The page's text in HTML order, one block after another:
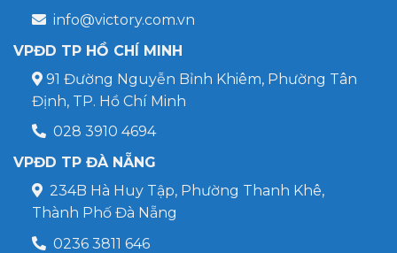
info@victory.com.vn
VPĐD TP HỒ CHÍ MINH
91 Đường Nguyễn Bỉnh Khiêm, Phường Tân
Định, TP. Hồ Chí Minh
028 3910 4694
VPĐD TP ĐÀ NẴNG
234B Hà Huy Tập, Phường Thanh Khê,
Thành Phố Đà Nẵng
0236 3811 646